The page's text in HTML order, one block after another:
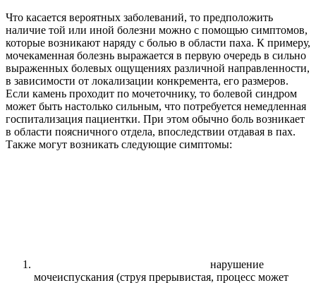
Что касается вероятных заболеваний, то предположить
наличие той или иной болезни можно с помощью симптомов,
которые возникают наряду с болью в области паха. К примеру,
мочекаменная болезнь выражается в первую очередь в сильно
выраженных болевых ощущениях различной направленности,
в зависимости от локализации конкремента, его размеров.
Если камень проходит по мочеточнику, то болевой синдром
может быть настолько сильным, что потребуется немедленная
госпитализация пациентки. При этом обычно боль возникает
в области поясничного отдела, впоследствии отдавая в пах.
Также могут возникать следующие симптомы:
нарушение
мочеиспускания (струя прерывистая, процесс может